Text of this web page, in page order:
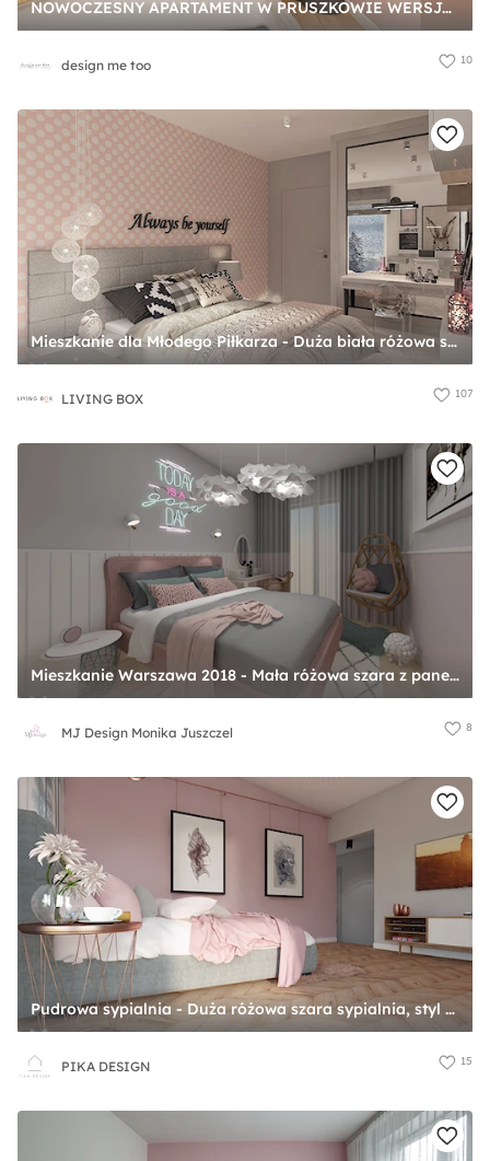
NOWOCZESNY APARTAMENT W PRUSZKOWIE WERSJA II - Średnia biała różowa sypialnia, styl nowoczesny - zdjęcie od design me too
design me too 10
Mieszkanie dla Młodego Piłkarza - Duża biała różowa szara z biurkiem sypialnia, styl nowoczesny - zdjęcie od LIVING BOX
LIVING BOX 107
Mieszkanie Warszawa 2018 - Mała różowa szara z panelami tapicerowanymi sypialnia, styl skandynawski - zdjęcie od MJ Design Monika Juszczel
MJ Design Monika Juszczel 8
Pudrowa sypialnia - Duża różowa szara sypialnia, styl skandynawski - zdjęcie od PIKA DESIGN
PIKA DESIGN 15